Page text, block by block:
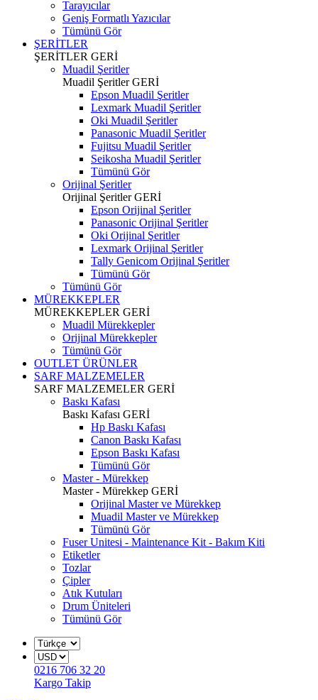
Tarayıcılar
Geniş Formatlı Yazıcılar
Tümünü Gör
ŞERİTLER
ŞERİTLER GERİ
Muadil Şeritler
Muadil ŞeritlerGERİ
Epson Muadil Şeritler
Lexmark Muadil Şeritler
Oki Muadil Şeritler
Panasonic Muadil Şeritler
Fujitsu Muadil Şeritler
Seikosha Muadil Şeritler
Tümünü Gör
Orijinal Şeritler
Orijinal ŞeritlerGERİ
Epson Orijinal Şeritler
Panasonic Orijinal Şeritler
Oki Orijinal Şeritler
Lexmark Orijinal Şeritler
Tally Genicom Orijinal Şeritler
Tümünü Gör
Tümünü Gör
MÜREKKEPLER
MÜREKKEPLER GERİ
Muadil Mürekkepler
Orijinal Mürekkepler
Tümünü Gör
OUTLET ÜRÜNLER
SARF MALZEMELER
SARF MALZEMELER GERİ
Baskı Kafası
Baskı Kafası GERİ
Hp Baskı Kafası
Canon Baskı Kafası
Epson Baskı Kafası
Tümünü Gör
Master - Mürekkep
Master - Mürekkep GERİ
Orijinal Master ve Mürekkep
Muadil Master ve Mürekkep
Tümünü Gör
Fuser Unitesi - Maintenance Kit - Bakım Kiti
Etiketler
Tozlar
Çipler
Atık Kutuları
Drum Üniteleri
Tümünü Gör
0216 706 32 20
Kargo Takip